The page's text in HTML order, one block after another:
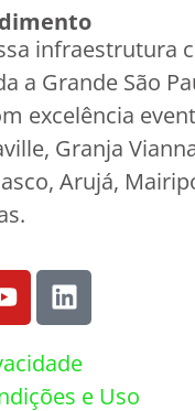
infraestrutura
a Grande São
excelência
Granja
Arujá,
e Uso